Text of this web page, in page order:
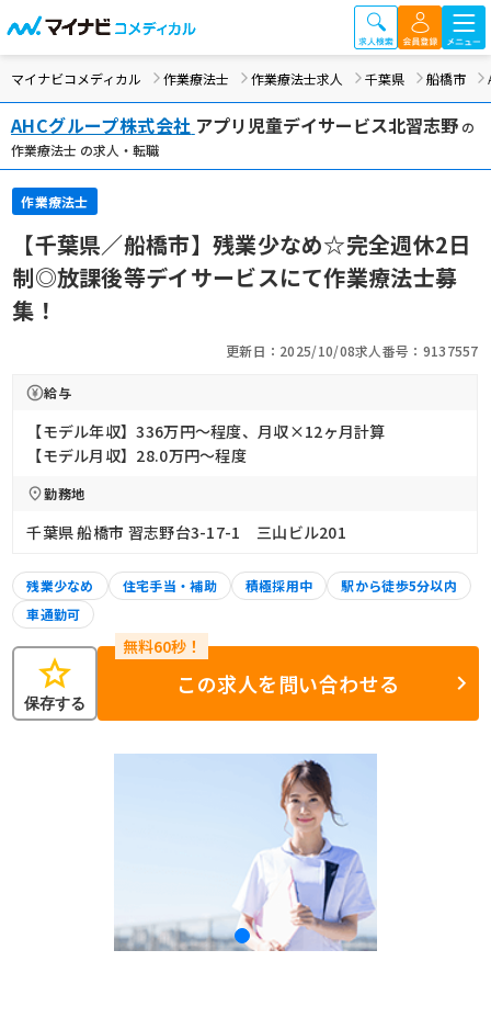
マイナビコメディカル 作業療法士 作業療法士求人 千葉県 船橋市
AHCグループ株式会社 アプリ児童デイサービス北習志野の
作業療法士 の求人・転職
作業療法士
【千葉県／船橋市】残業少なめ☆完全週休2日
制◎放課後等デイサービスにて作業療法士募
集！
更新日：2025/10/08求人番号：9137557
給与
【モデル年収】336万円〜程度、月収×12ヶ月計算
【モデル月収】28.0万円〜程度
勤務地
千葉県 船橋市 習志野台3-17-1 三山ビル201
残業少なめ 住宅手当・補助 積極採用中
駅から徒歩5分以内
車通勤可
star
保存する
この求人を問い合わせる